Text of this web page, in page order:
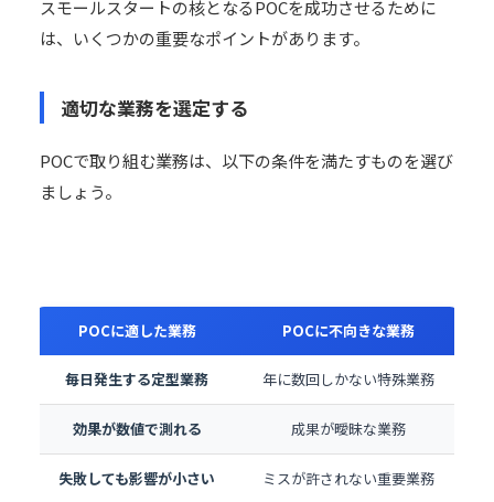
スモールスタートの核となるPOCを成功させるために
は、いくつかの重要なポイントがあります。
適切な業務を選定する
POCで取り組む業務は、以下の条件を満たすものを選び
ましょう。
POCに適した業務 POCに不向きな業務
毎日発生する定型業務 年に数回しかない特殊業務
効果が数値で測れる 成果が曖昧な業務
失敗しても影響が小さい ミスが許されない重要業務